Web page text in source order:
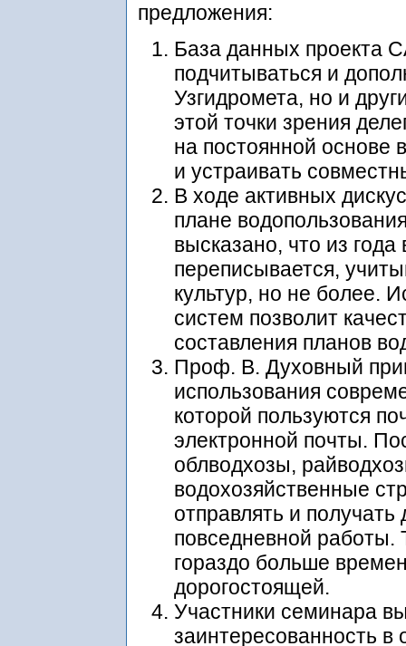
предложения:
База данных проекта
подчитываться и
Узгидромета, но и
этой точки зрения
на постоянной основе
и устраивать
В ходе активных
плане
высказано, что из
переписывается,
культур, но не более.
систем позволит
составления планов
Проф. В. Духовный
использования
которой пользуются
электронной почты.
облводхозы,
водохозяйственные
отправлять и
повседневной работы.
гораздо больше
дорогостоящей.
Участники семинара
заинтересованность в